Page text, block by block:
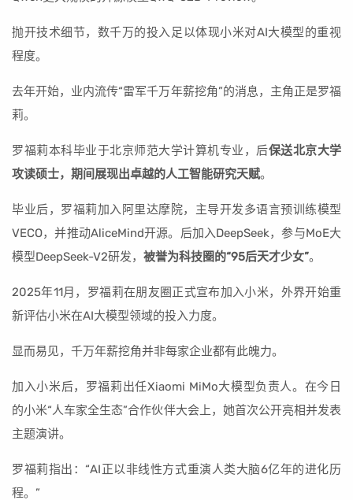
抛开技术细节，数千万的投入足以体现小米对AI大模型的重视
程度。
去年开始，业内流传“雷军千万年薪挖角”的消息，主角正是罗福
莉。
罗福莉本科毕业于北京师范大学计算机专业，后保送北京大学
攻读硕士，期间展现出卓越的人工智能研究天赋。
毕业后，罗福莉加入阿里达摩院，主导开发多语言预训练模型
VECO，并推动AliceMind开源。后加入DeepSeek，参与MoE大
模型DeepSeek-V2研发， 被誉为科技圈的“95后天才少女”。
2025年11月，罗福莉在朋友圈正式宣布加入小米，外界开始重
新评估小米在AI大模型领域的投入力度。
显而易见，千万年薪挖角并非每家企业都有此魄力。
加入小米后，罗福莉出任Xiaomi MiMo大模型负责人。在今日
的小米“人车家全生态”合作伙伴大会上，她首次公开亮相并发表
主题演讲。
罗福莉指出：“AI正以非线性方式重演人类大脑6亿年的进化历
程。”